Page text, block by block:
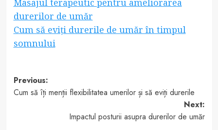
durerilor de umăr
Cum să eviți durerile de umăr în timpul
somnului
Post
navigation
Previous:
Cum să îți menții flexibilitatea umerilor și să eviți durerile
Next:
Impactul posturii asupra durerilor de umăr